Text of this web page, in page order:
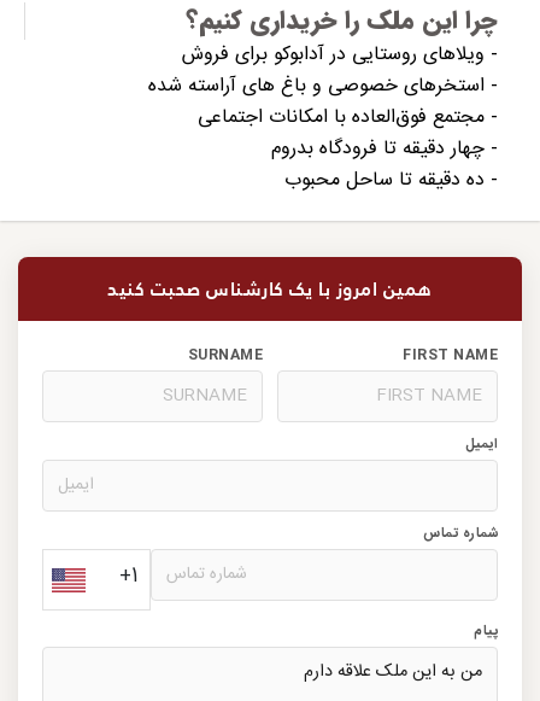
چرا این ملک را خریداری کنیم؟
- ویلاهای روستایی در آدابوکو برای فروش
- استخرهای خصوصی و باغ های آراسته شده
- مجتمع فوق‌العاده با امکانات اجتماعی
- چهار دقیقه تا فرودگاه بدروم
- ده دقیقه تا ساحل محبوب
همین امروز با یک کارشناس صحبت کنید
FIRST NAME
SURNAME
ایمیل
شماره تماس
+1
پیام